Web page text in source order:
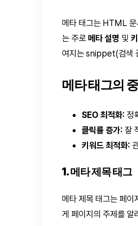
메타 태그는 HTML 문
는 주로 메타 설명 및
여지는 snippet(검색
메타 태그의
SEO 최적화: 정
클릭률 증가: 잘
키워드 최적화:
1. 메타 제목 태그
메타 제목 태그는 페이
게 페이지의 주제를 알